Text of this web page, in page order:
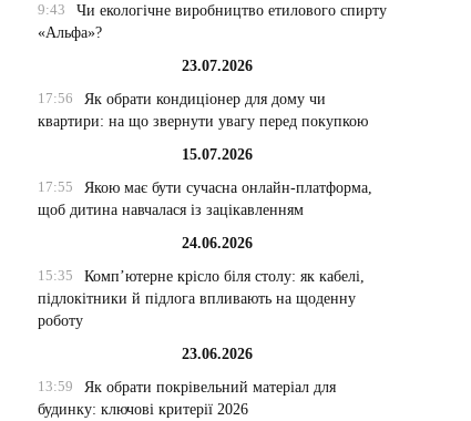
9:43
Чи екологічне виробництво етилового спирту
«Альфа»?
23.07.2026
17:56
Як обрати кондиціонер для дому чи
квартири: на що звернути увагу перед покупкою
15.07.2026
17:55
Якою має бути сучасна онлайн-платформа,
щоб дитина навчалася із зацікавленням
24.06.2026
15:35
Комп’ютерне крісло біля столу: як кабелі,
підлокітники й підлога впливають на щоденну
роботу
23.06.2026
13:59
Як обрати покрівельний матеріал для
будинку: ключові критерії 2026